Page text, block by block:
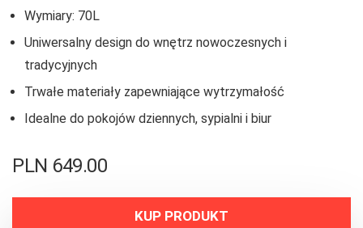
Wymiary: 70L
Uniwersalny design do wnętrz nowoczesnych i
tradycyjnych
Trwałe materiały zapewniające wytrzymałość
Idealne do pokojów dziennych, sypialni i biur
PLN 649.00
KUP PRODUKT